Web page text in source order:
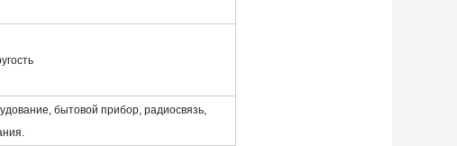
бытовой прибор, радиосвязь,